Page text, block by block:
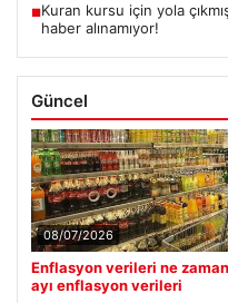
■Kuran kursu için yola
haber alınamıyor!
Güncel
08/07/2026
Enflasyon verileri ne
ayı enflasyon verileri